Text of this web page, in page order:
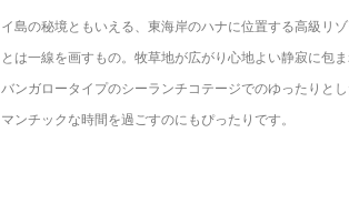
島の秘境ともいえる、東海岸のハナに位置する高級リ
は一線を画すもの。牧草地が広がり心地よい静寂に包
ンガロータイプのシーランチコテージでのゆったりと
ンチックな時間を過ごすのにもぴったりです。